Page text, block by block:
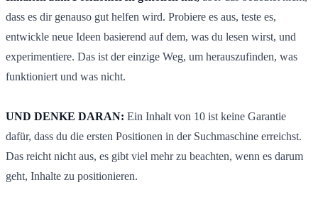
dass es dir genauso gut helfen wird. Probiere es aus, teste es,
entwickle neue Ideen basierend auf dem, was du lesen wirst, und
experimentiere. Das ist der einzige Weg, um herauszufinden, was
funktioniert und was nicht.
UND DENKE DARAN: Ein Inhalt von 10 ist keine Garantie
dafür, dass du die ersten Positionen in der Suchmaschine erreichst.
Das reicht nicht aus, es gibt viel mehr zu beachten, wenn es darum
geht, Inhalte zu positionieren.